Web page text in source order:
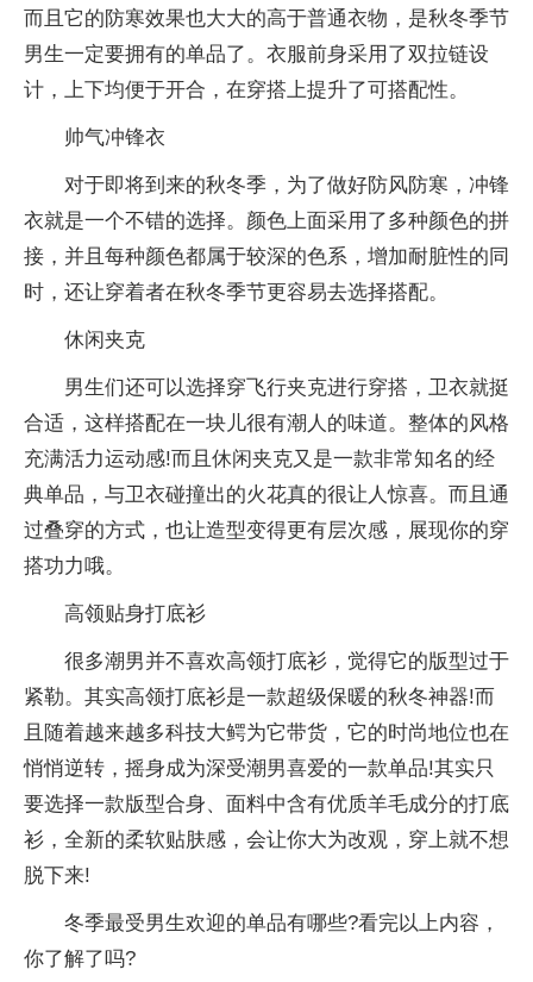
而且它的防寒效果也大大的高于普通衣物，是秋冬季节
男生一定要拥有的单品了。衣服前身采用了双拉链设
计，上下均便于开合，在穿搭上提升了可搭配性。
帅气冲锋衣
对于即将到来的秋冬季，为了做好防风防寒，冲锋
衣就是一个不错的选择。颜色上面采用了多种颜色的拼
接，并且每种颜色都属于较深的色系，增加耐脏性的同
时，还让穿着者在秋冬季节更容易去选择搭配。
休闲夹克
男生们还可以选择穿飞行夹克进行穿搭，卫衣就挺
合适，这样搭配在一块儿很有潮人的味道。整体的风格
充满活力运动感!而且休闲夹克又是一款非常知名的经
典单品，与卫衣碰撞出的火花真的很让人惊喜。而且通
过叠穿的方式，也让造型变得更有层次感，展现你的穿
搭功力哦。
高领贴身打底衫
很多潮男并不喜欢高领打底衫，觉得它的版型过于
紧勒。其实高领打底衫是一款超级保暖的秋冬神器!而
且随着越来越多科技大鳄为它带货，它的时尚地位也在
悄悄逆转，摇身成为深受潮男喜爱的一款单品!其实只
要选择一款版型合身、面料中含有优质羊毛成分的打底
衫，全新的柔软贴肤感，会让你大为改观，穿上就不想
脱下来!
冬季最受男生欢迎的单品有哪些?看完以上内容，
你了解了吗?